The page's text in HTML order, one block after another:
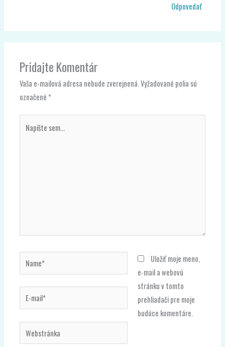
Odpovedať
Pridajte Komentár
Vaša e-mailová adresa nebude zverejnená.Vyžadované polia sú
označené *
sem...
Name*
mail*
Webstránka
Uložiť moje meno,
e-mail a webovú
stránku v tomto
prehliadači pre moje
budúce komentáre.